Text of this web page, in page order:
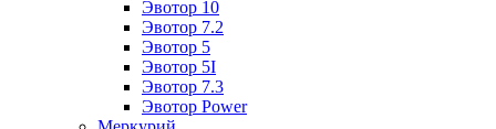
Эвотор 10
Эвотор 7.2
Эвотор 5
Эвотор 5I
Эвотор 7.3
Эвотор Power